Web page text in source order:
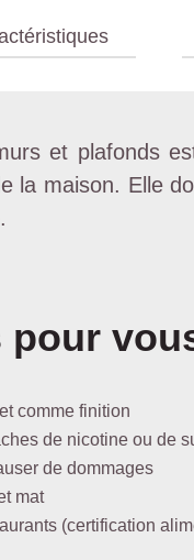
et plafonds
la maison. Elle
pour
comme finition
de nicotine ou de
de dommages
mat
(certification